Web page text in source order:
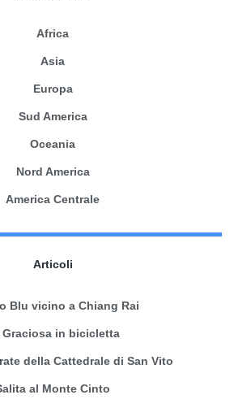
Africa
Asia
Europa
Sud America
Oceania
Nord America
America Centrale
Articoli
Blu vicino a Chiang Rai
Graciosa in bicicletta
della Cattedrale di San Vito
al Monte Cinto